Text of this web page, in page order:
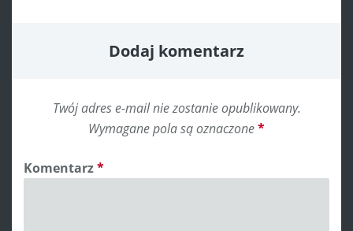
Dodaj komentarz
Twój adres e-mail nie zostanie opublikowany.
Wymagane pola są oznaczone*
Komentarz*